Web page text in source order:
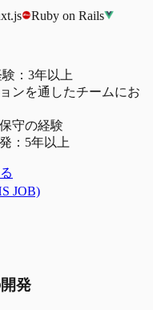
Ruby on Rails
：3年以上
ンを通したチームにお
守の経験
：5年以上
JOB)
発